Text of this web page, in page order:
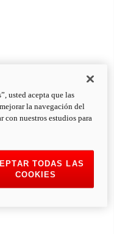
usted acepta que las
la navegación del
nuestros estudios para
TODAS LAS
COOKIES